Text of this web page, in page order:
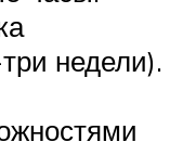
недели).